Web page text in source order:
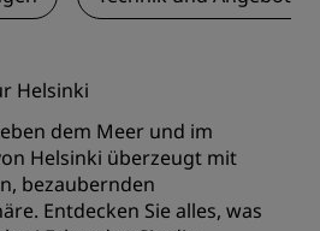
Helsinki
dem Meer und im
Helsinki überzeugt mit
bezaubernden
Entdecken Sie alles, was